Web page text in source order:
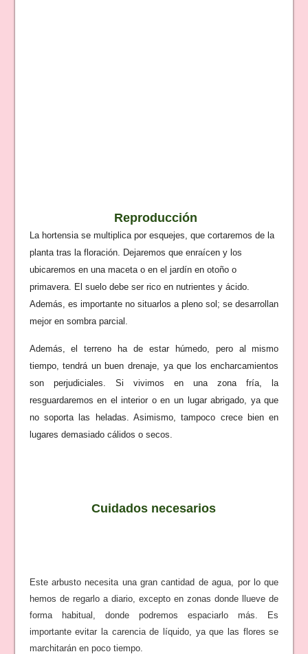
Reproducción
La hortensia se multiplica por esquejes, que cortaremos de la
planta tras la floración. Dejaremos que enraícen y los
ubicaremos en una maceta o en el jardín en otoño o
primavera. El suelo debe ser rico en nutrientes y ácido.
Además, es importante no situarlos a pleno sol; se desarrollan
mejor en sombra parcial.
Además, el terreno ha de estar húmedo, pero al mismo
tiempo, tendrá un buen drenaje, ya que los encharcamientos
son perjudiciales. Si vivimos en una zona fría, la
resguardaremos en el interior o en un lugar abrigado, ya que
no soporta las heladas. Asimismo, tampoco crece bien en
lugares demasiado cálidos o secos.
Cuidados necesarios
Este arbusto necesita una gran cantidad de agua, por lo que
hemos de regarlo a diario, excepto en zonas donde llueve de
forma habitual, donde podremos espaciarlo más. Es
importante evitar la carencia de líquido, ya que las flores se
marchitarán en poco tiempo.